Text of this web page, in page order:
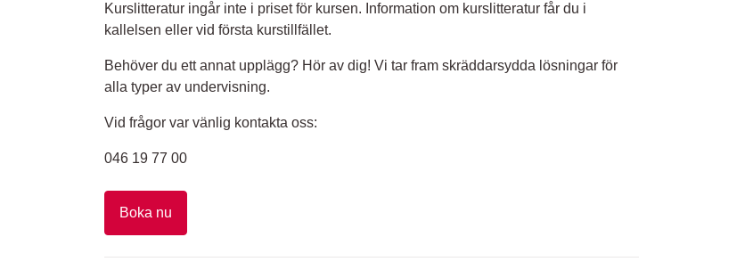
Kurslitteratur ingår inte i priset för kursen. Information om kurslitteratur får du i
kallelsen eller vid första kurstillfället.
Behöver du ett annat upplägg? Hör av dig! Vi tar fram skräddarsydda lösningar för
alla typer av undervisning.
Vid frågor var vänlig kontakta oss:
046 19 77 00
Boka nu